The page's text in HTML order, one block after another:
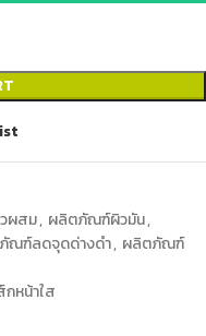
ผสม, ผลิตภัณฑ์ผิวมัน,
ณฑ์ลดจุดด่างดํา, ผลิตภัณฑ์
กหน้าใส